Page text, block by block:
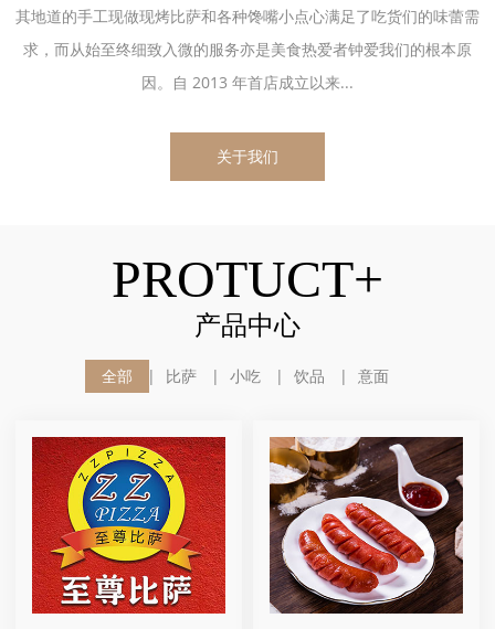
其地道的手工现做现烤比萨和各种馋嘴小点心满足了吃货们的味蕾需
求，而从始至终细致入微的服务亦是美食热爱者钟爱我们的根本原
因。自 2013 年首店成立以来...
关于我们
PROTUCT+
产品中心
全部 比萨 小吃 饮品 意面